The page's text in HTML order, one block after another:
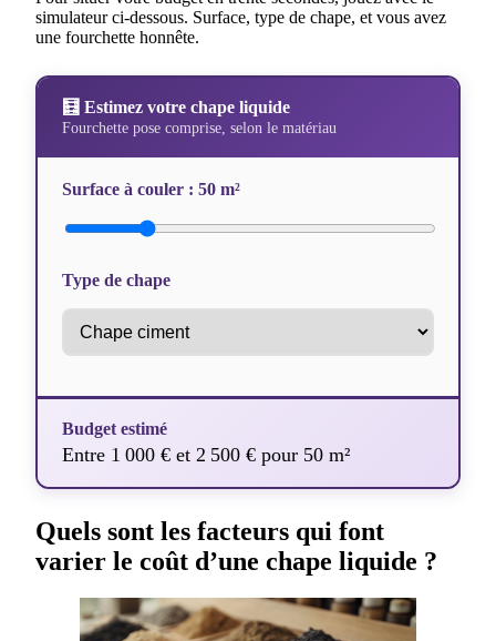
simulateur ci-dessous. Surface, type de chape, et vous avez
une fourchette honnête.
🧮 Estimez votre chape liquide
Fourchette pose comprise, selon le matériau
Surface à couler : 50 m²
Type de chape
Budget estimé
Entre 1 000 € et 2 500 € pour 50 m²
Quels sont les facteurs qui font
varier le coût d’une chape liquide ?